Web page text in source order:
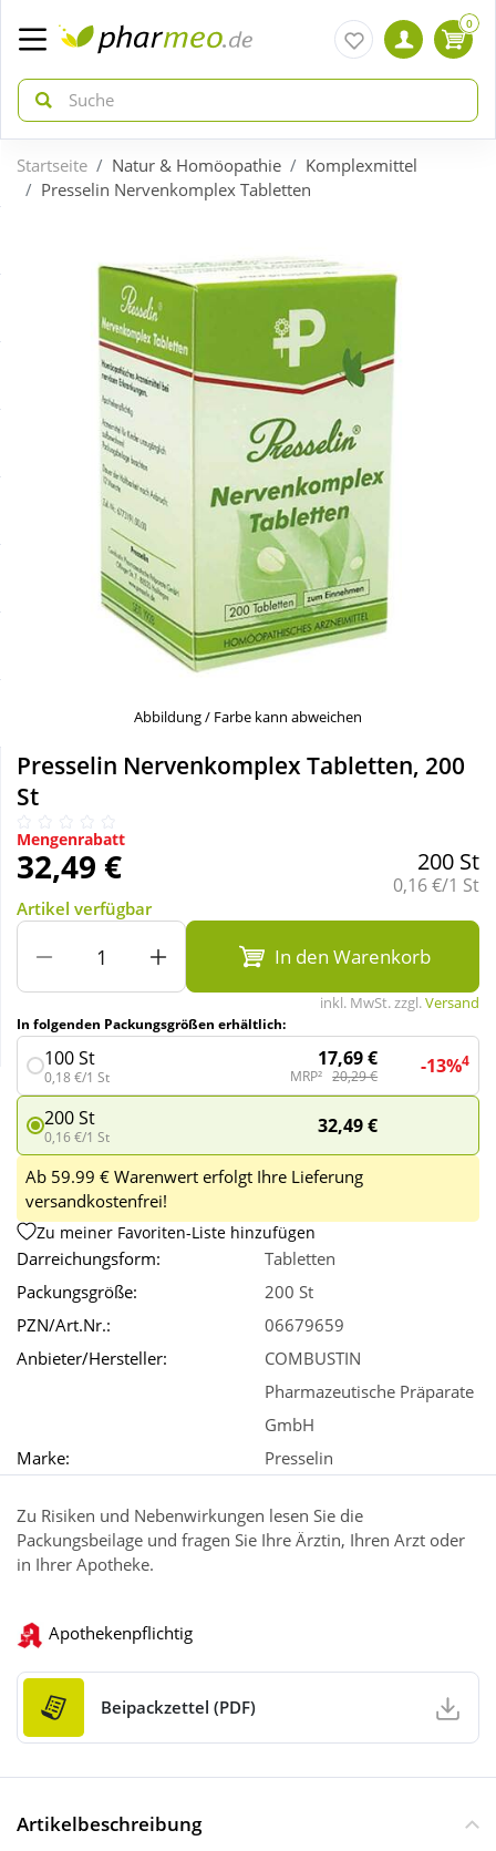
zurück
Aktuelle Coupons
Gratis dazu
Neuheiten
Schnäppchen
Täglich gut versorgt
zurück
Bio & Genuss
Körperpflege & Kosmetik
Liebe & Erotik
Nahrungsergänzung
Natur & Homöopathie
Sanitätshaus
Sport & Fitness
Wellness
0
Startseite Natur & Homöopathie
Komplexmittel
Presselin Nervenkomplex Tabletten
Abbildung / Farbe kann abweichen
Presselin Nervenkomplex Tabletten, 200
St
Mengenrabatt
32,49 € 200 St
Grundpreis:
0,16 €/1 St
Artikel verfügbar
In den Warenkorb
inkl. MwSt. zzgl.Versand
In folgenden Packungsgrößen erhältlich:
100 St
0,18 €/1 St
17,69 €
MRP² 20,29 € -13%4
200 St
0,16 €/1 St 32,49 €
Ab 59.99 € Warenwert erfolgt Ihre Lieferung
versandkostenfrei!
Zu meiner Favoriten-Liste hinzufügen
Darreichungsform:
Tabletten
Packungsgröße:
200 St
PZN/Art.Nr.:
06679659
Anbieter/Hersteller:
COMBUSTIN
Pharmazeutische Präparate
GmbH
Marke:
Presselin
Zu Risiken und Nebenwirkungen lesen Sie die
Packungsbeilage und fragen Sie Ihre Ärztin, Ihren Arzt oder
in Ihrer Apotheke.
Apothekenpflichtig
Beipackzettel (PDF)
Artikelbeschreibung